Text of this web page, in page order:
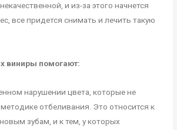
и из-за этого начнется
все придется снимать и лечить такую
виниры помогают:
нарушении цвета, которые не
отбеливания. Это относится к
зубам, и к тем, у которых